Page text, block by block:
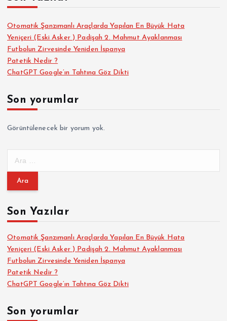
Otomatik Şanzımanlı Araçlarda Yapılan En Büyük Hata
Yeniçeri (Eski Asker ) Padişah 2. Mahmut Ayaklanması
Futbolun Zirvesinde Yeniden İspanya
Patetik Nedir ?
ChatGPT Google’ın Tahtına Göz Dikti
Son yorumlar
Görüntülenecek bir yorum yok.
m
:Son Yazılar
Otomatik Şanzımanlı Araçlarda Yapılan En Büyük Hata
Yeniçeri (Eski Asker ) Padişah 2. Mahmut Ayaklanması
Futbolun Zirvesinde Yeniden İspanya
Patetik Nedir ?
ChatGPT Google’ın Tahtına Göz Dikti
Son yorumlar